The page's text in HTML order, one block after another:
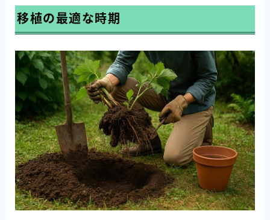
移植の最適な時期